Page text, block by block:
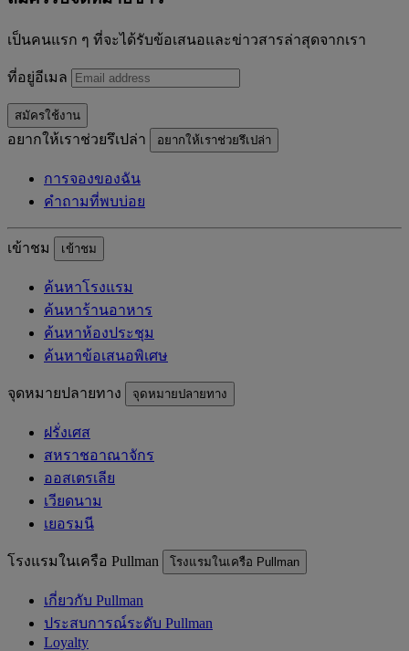
เป็นคนแรก ๆ ที่จะได้รับข้อเสนอและข่าวสารล่าสุดจากเรา
ที่อยู่อีเมล
สมัครใช้งาน
อยากให้เราช่วยรึเปล่า อยากให้เราช่วยรึเปล่า
การจองของฉัน
คำถามที่พบบ่อย
เข้าชม เข้าชม
ค้นหาโรงแรม
ค้นหาร้านอาหาร
ค้นหาห้องประชุม
ค้นหาข้อเสนอพิเศษ
จุดหมายปลายทาง จุดหมายปลายทาง
ฝรั่งเศส
สหราชอาณาจักร
ออสเตรเลีย
เวียดนาม
เยอรมนี
โรงแรมในเครือ Pullman โรงแรมในเครือ Pullman
เกี่ยวกับ Pullman
ประสบการณ์ระดับ Pullman
Loyalty